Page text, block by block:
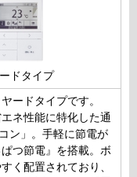
ドタイプ
ードタイプです。
ネ性能に特化した通
ン」。手軽に節電が
つ節電』を搭載。ボ
く配置されており、